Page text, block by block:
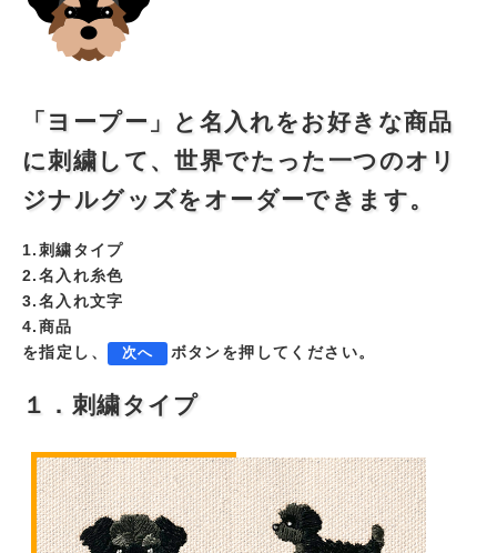
「ヨープー」と名入れをお好きな商品
に刺繍して、世界でたった一つのオリ
ジナルグッズをオーダーできます。
1.刺繍タイプ
2.名入れ糸色
3.名入れ文字
4.商品
を指定し、
次へ ボタンを押してください。
１．刺繍タイプ